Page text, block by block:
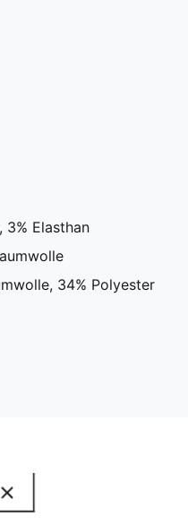
3% Elasthan
34% Polyester